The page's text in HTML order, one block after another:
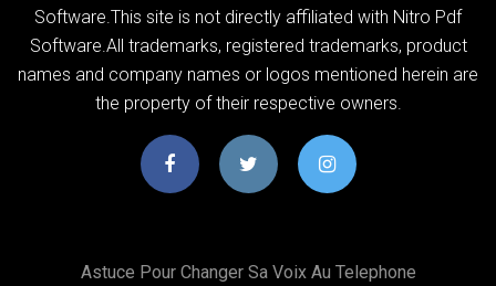
Software.This site is not directly affiliated with Nitro Pdf
Software.All trademarks, registered trademarks, product
names and company names or logos mentioned herein are
the property of their respective owners.
Astuce Pour Changer Sa Voix Au Telephone